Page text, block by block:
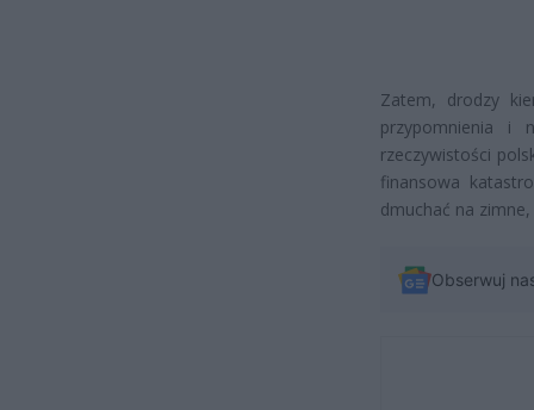
Zatem, drodzy
przypomnienia i
rzeczywistości
finansowa
dmuchać na
Obserwuj